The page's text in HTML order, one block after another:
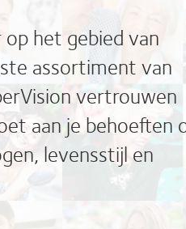
het gebied van
assortiment van
vertrouwen
aan je behoeften
levensstijl en